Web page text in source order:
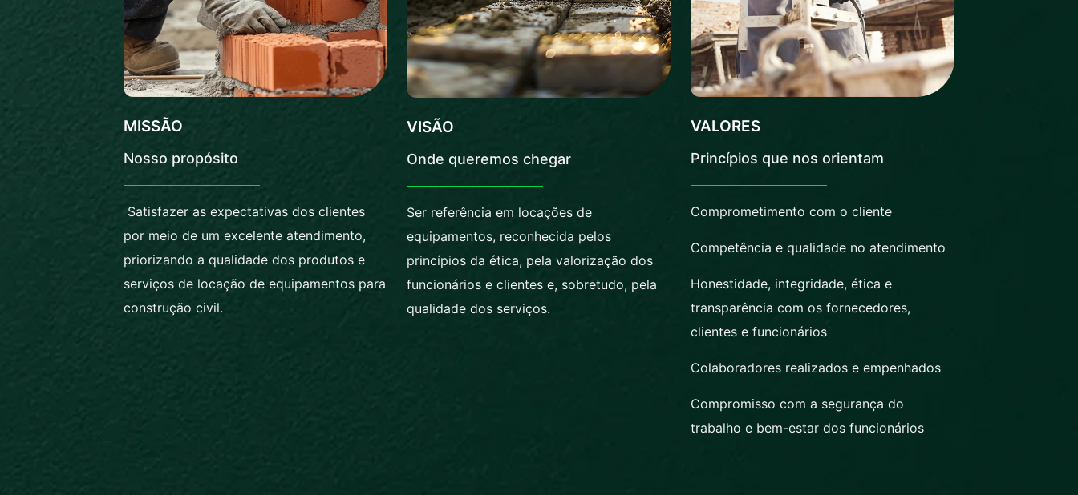
MISSÃO
Nosso propósito
Satisfazer as expectativas dos clientes
por meio de um excelente atendimento,
priorizando a qualidade dos produtos e
serviços de locação de equipamentos para
construção civil.
VISÃO
Onde queremos chegar
Ser referência em locações de
equipamentos, reconhecida pelos
princípios da ética, pela valorização dos
funcionários e clientes e, sobretudo, pela
qualidade dos serviços.
VALORES
Princípios que nos orientam
Comprometimento com o cliente
Competência e qualidade no atendimento
Honestidade, integridade, ética e
transparência com os fornecedores,
clientes e funcionários
Colaboradores realizados e empenhados
Compromisso com a segurança do
trabalho e bem-estar dos funcionários